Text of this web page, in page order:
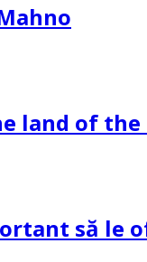
land of the
să le